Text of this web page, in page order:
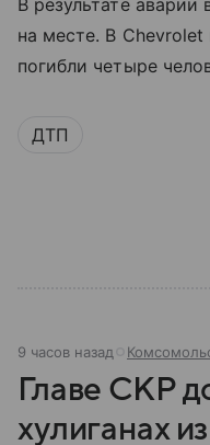
В результате аварии
на месте. В
погибли четыре
ДТП
9 часов назад
Главе СКР
хулиганах